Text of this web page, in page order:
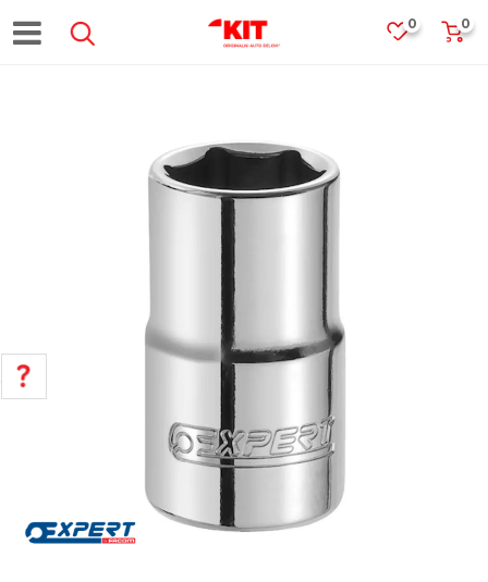
0
0
POMOĆ PRI KUPOVINI
Za više informacija, pomoć i
porudžbine
011 4427900